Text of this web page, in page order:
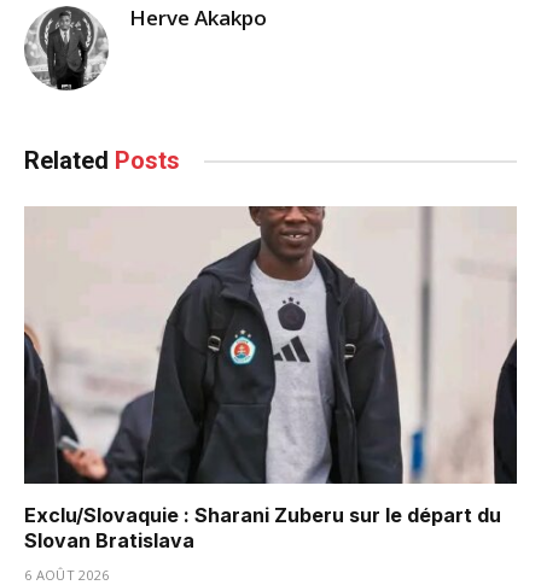
Herve Akakpo
Related Posts
Exclu/Slovaquie : Sharani Zuberu sur le départ du
Slovan Bratislava
6 AOÛT 2026